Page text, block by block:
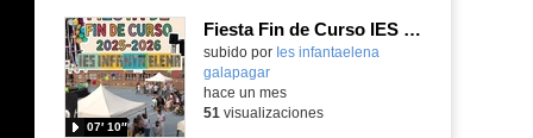
Fiesta Fin de Curso IES Infanta Elena 2025-2026
subido por Ies infantaelena
galapagar
07′ 10″
-
hace un mes
51 visualizaciones